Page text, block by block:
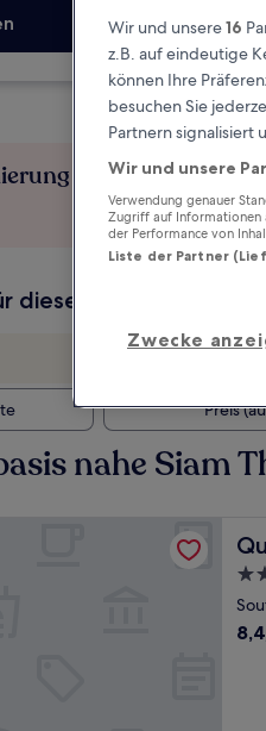
bei
diese Daten
Preis
nahe Siam
8.4
Wir und unsere16
z.B. auf eindeutige
können Ihre
besuchen Sie
Partnern signalisiert
Wir und unsere
Verwendung genauer
Zugriff auf Informationen
der Performance von
Liste der Partner
Zwecke